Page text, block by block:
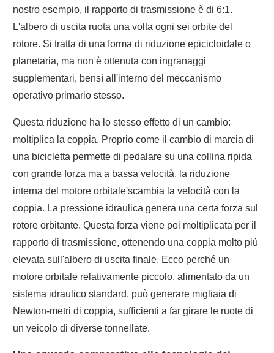
nostro esempio, il rapporto di trasmissione è di 6:1.
L'albero di uscita ruota una volta ogni sei orbite del
rotore. Si tratta di una forma di riduzione epicicloidale o
planetaria, ma non è ottenuta con ingranaggi
supplementari, bensì all'interno del meccanismo
operativo primario stesso.
Questa riduzione ha lo stesso effetto di un cambio:
moltiplica la coppia. Proprio come il cambio di marcia di
una bicicletta permette di pedalare su una collina ripida
con grande forza ma a bassa velocità, la riduzione
interna del motore orbitale'scambia la velocità con la
coppia. La pressione idraulica genera una certa forza sul
rotore orbitante. Questa forza viene poi moltiplicata per il
rapporto di trasmissione, ottenendo una coppia molto più
elevata sull'albero di uscita finale. Ecco perché un
motore orbitale relativamente piccolo, alimentato da un
sistema idraulico standard, può generare migliaia di
Newton-metri di coppia, sufficienti a far girare le ruote di
un veicolo di diverse tonnellate.